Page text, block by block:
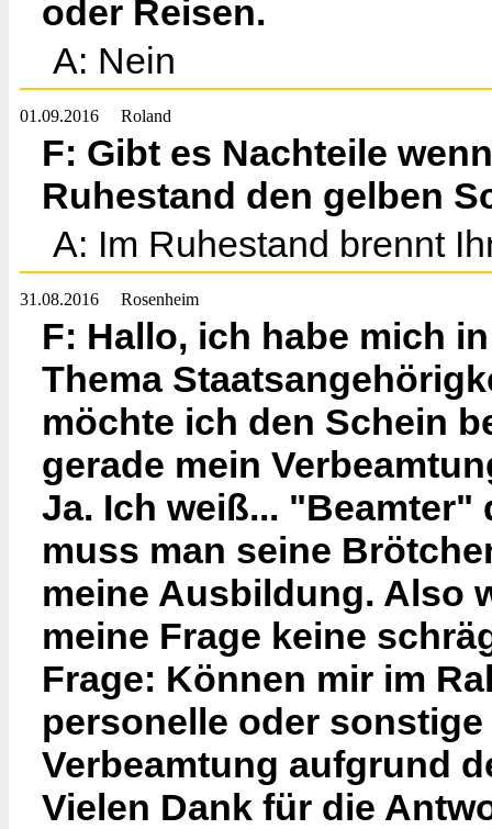
oder Reisen.
A: Nein
01.09.2016 Roland
F: Gibt es Nachteile
Ruhestand den gelben
A: Im Ruhestand brennt
31.08.2016 Rosenheim
F: Hallo, ich habe mich
Thema
möchte ich den Schein
gerade mein
Ja. Ich weiß... "Beamter"
muss man seine
meine Ausbildung. Also
meine Frage keine
Frage: Können mir im
personelle oder
Verbeamtung aufgrund
Vielen Dank für die